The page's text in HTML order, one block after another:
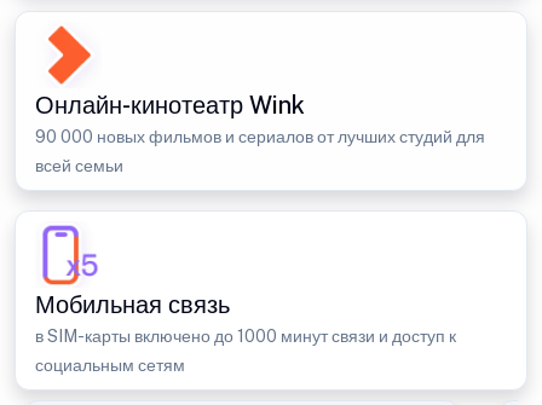
Онлайн-кинотеатр Wink
90 000 новых фильмов и сериалов от лучших студий для
всей семьи
Мобильная связь
в SIM-карты включено до 1000 минут связи и доступ к
социальным сетям